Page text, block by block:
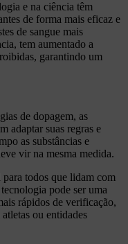
e na ciência têm
de forma mais eficaz e
de sangue mais
tem aumentado a
garantindo um
de dopagem, as
adaptar suas regras e
as substâncias e
vir na mesma medida.
todos que lidam com
pode ser uma
rápidos de verificação,
ou entidades